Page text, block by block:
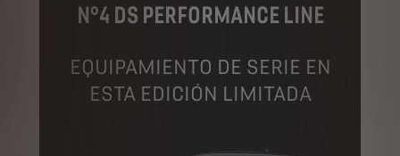
N°4 DS PERFORMANCE LINE
EQUIPAMIENTO DE SERIE EN
ESTA EDICIÓN LIMITADA